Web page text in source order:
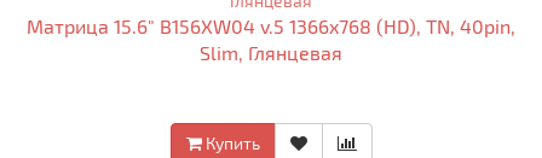
Матрица 15.6" B156XW04 v.5 1366x768 (HD), TN, 40pin,
Slim, Глянцевая
Купить